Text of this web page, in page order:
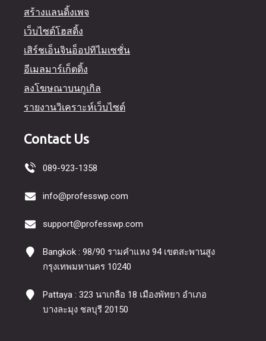
สร้างแลนดิ้งเพจ
เว็บไซต์โฮสติ้ง
เสิร์ชเอ็นจินอ็อปทิไมเซชั่น
อีเมลมาร์เก็ตติ้ง
ลงโฆษณาบนกูเกิล
รายงานวิเคราะห์เว็บไซต์
Contact Us
089-923-1358
info@professwp.com
support@professwp.com
Bangkok : 98/90 รามคำแหง 94 เขตสะพานสูง
กรุงเทพมหานคร 10240
Pattaya : 323 นาเกลือ 18 เมืองพัทยา อำเภอ
บางละมุง ชลบุรี 20150